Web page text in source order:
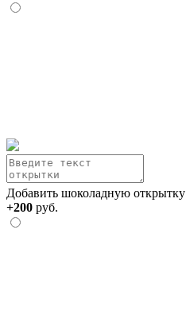
Добавить шоколадную открытку
+200 руб.